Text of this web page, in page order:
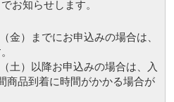
お知らせします。
金）までにお申込みの場合は、
土）以降お申込みの場合は、入
商品到着に時間がかかる場合が